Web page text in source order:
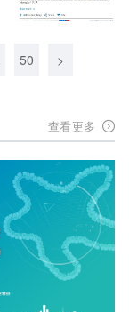
50 >
查看更多